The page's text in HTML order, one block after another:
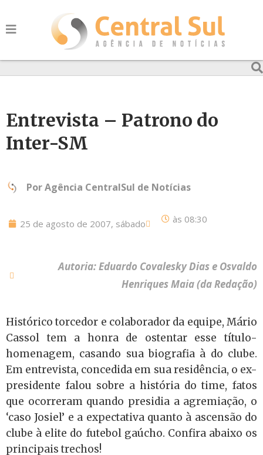
Entrevista – Patrono do
Inter-SM
PorAgência CentralSul de Notícias
25 de agosto de 2007, sábado às 08:30
Autoria: Eduardo Covalesky Dias e Osvaldo
Henriques Maia (da Redação)
Histórico torcedor e colaborador da equipe, Mário
Cassol tem a honra de ostentar esse título-
homenagem, casando sua biografia à do clube.
Em entrevista, concedida em sua residência, o ex-
presidente falou sobre a história do time, fatos
que ocorreram quando presidia a agremiação, o
‘caso Josiel’ e a expectativa quanto à ascensão do
clube à elite do futebol gaúcho. Confira abaixo os
principais trechos!